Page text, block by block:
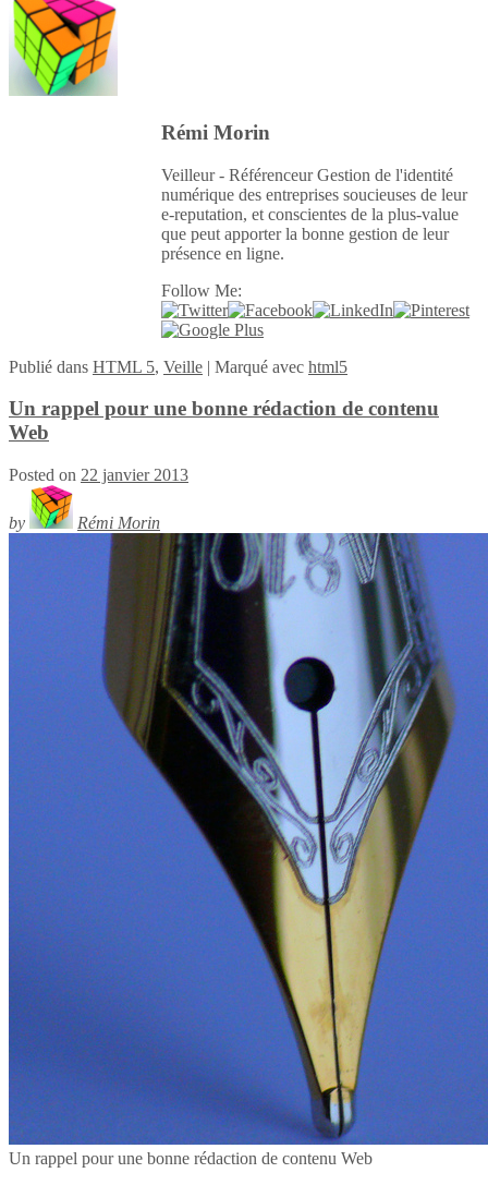
Rémi Morin
Veilleur - Référenceur Gestion de l'identité
numérique des entreprises soucieuses de leur
e-reputation, et conscientes de la plus-value
que peut apporter la bonne gestion de leur
présence en ligne.
Follow Me:
Publié dans HTML 5, Veille | Marqué avec html5
Un rappel pour une bonne rédaction de contenu
Web
Posted on 22 janvier 2013
by Rémi Morin
Un rappel pour une bonne rédaction de contenu Web